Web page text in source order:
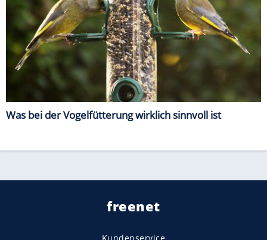
Was bei der Vogelfütterung wirklich sinnvoll ist
freenet